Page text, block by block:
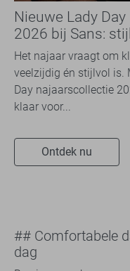
Nieuwe Lady
2026 bij Sans:
travelkwaliteit
Het najaar vraagt om
veelzijdig én stijlvol is.
Day najaarscollectie
klaar voor...
Ontdek nu
## Comfortabele
dag